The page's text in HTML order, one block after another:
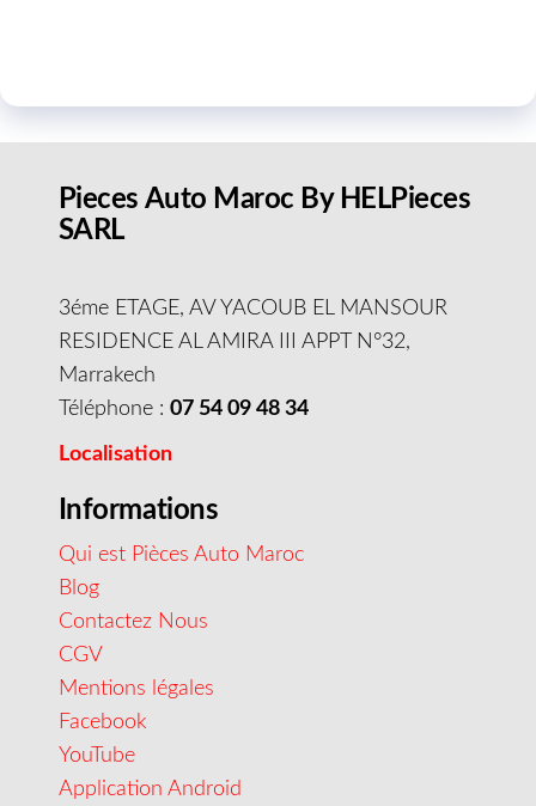
Pieces Auto Maroc By HELPieces
SARL
3éme ETAGE, AV YACOUB EL MANSOUR
RESIDENCE AL AMIRA III APPT N°32,
Marrakech
Téléphone : 07 54 09 48 34
Localisation
Informations
Qui est Pièces Auto Maroc
Blog
Contactez Nous
CGV
Mentions légales
Facebook
YouTube
Application Android